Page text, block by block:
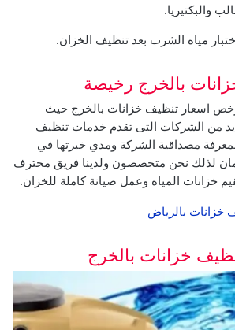
والبكتيريا.
مياه الشرب بعد تنظيف الخزان.
بالخرج رخيصة
اسعار تنظيف خزانات بالخرج حيث
من الشركات التى تقدم خدمات تنظيف
مصداقية الشركة ومدي خبرتها في
لذلك نحن متخصصون ولدينا فريق محترف
خزانات المياه وعمل صيانة كاملة للخزان.
خزانات بالرياض
خزانات بالخرج